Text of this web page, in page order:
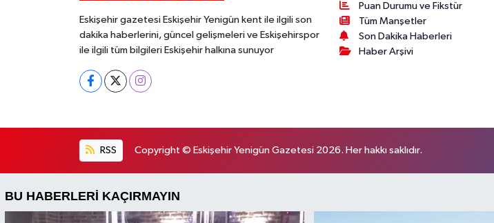
Eskişehir gazetesi Eskişehir Yenigün kent ile ilgili son
dakika haberlerini, güncel gelişmeleri ve Eskişehirspor
ile ilgili tüm bilgileri Eskişehir halkına sunuyor
Puan Durumu ve Fikstür
Tüm Manşetler
Son Dakika Haberleri
Haber Arşivi
RSS Copyright © Eskişehir Yenigün Gazetesi 2026. Her hakkı saklıdır.